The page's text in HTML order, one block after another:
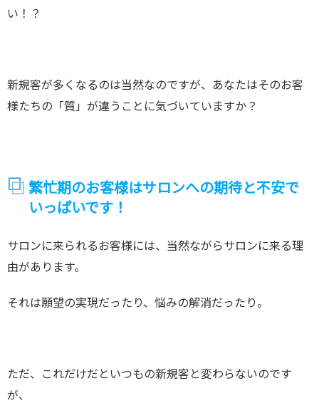
い！？
新規客が多くなるのは当然なのですが、あなたはそのお客
様たちの「質」が違うことに気づいていますか？
繁忙期のお客様はサロンへの期待と不安で
いっぱいです！
サロンに来られるお客様には、当然ながらサロンに来る理
由があります。
それは願望の実現だったり、悩みの解消だったり。
ただ、これだけだといつもの新規客と変わらないのです
が、